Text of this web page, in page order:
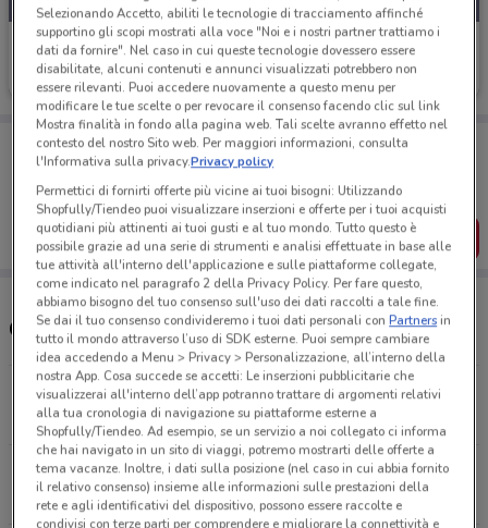
Mitsubishi
Porta DoveConviene sempre con te!
Puoi trovare le migliori offerte dei negozi vicino a te,
dal tuo cellulare.
SCARICA L’APP
Concessionari Mitsubishi nelle vicinanze
Strada Statale 96 Km 118+216 Modugno
1.3 km
CHIUSO
S.S. 96 Km 119,800 Modugno
2.8 km
CHIUSO
Selezionando Accetto, abiliti le tecnologie di tracciamento affinché
supportino gli scopi mostrati alla voce "Noi e i nostri partner trattiamo i
dati da fornire". Nel caso in cui queste tecnologie dovessero essere
disabilitate, alcuni contenuti e annunci visualizzati potrebbero non
essere rilevanti. Puoi accedere nuovamente a questo menu per
modificare le tue scelte o per revocare il consenso facendo clic sul link
Mostra finalità in fondo alla pagina web. Tali scelte avranno effetto nel
contesto del nostro Sito web. Per maggiori informazioni, consulta
l'Informativa sulla privacy.Privacy policy
Permettici di fornirti offerte più vicine ai tuoi bisogni: Utilizzando
Shopfully/Tiendeo puoi visualizzare inserzioni e offerte per i tuoi acquisti
quotidiani più attinenti ai tuoi gusti e al tuo mondo. Tutto questo è
possibile grazie ad una serie di strumenti e analisi effettuate in base alle
tue attività all'interno dell'applicazione e sulle piattaforme collegate,
come indicato nel paragrafo 2 della Privacy Policy. Per fare questo,
abbiamo bisogno del tuo consenso sull'uso dei dati raccolti a tale fine.
Se dai il tuo consenso condivideremo i tuoi dati personali conPartnersin
tutto il mondo attraverso l’uso di SDK esterne. Puoi sempre cambiare
idea accedendo a Menu > Privacy > Personalizzazione, all’interno della
nostra App. Cosa succede se accetti: Le inserzioni pubblicitarie che
visualizzerai all'interno dell’app potranno trattare di argomenti relativi
alla tua cronologia di navigazione su piattaforme esterne a
Shopfully/Tiendeo. Ad esempio, se un servizio a noi collegato ci informa
che hai navigato in un sito di viaggi, potremo mostrarti delle offerte a
tema vacanze. Inoltre, i dati sulla posizione (nel caso in cui abbia fornito
il relativo consenso) insieme alle informazioni sulle prestazioni della
rete e agli identificativi del dispositivo, possono essere raccolte e
condivisi con terze parti per comprendere e migliorare la connettività e